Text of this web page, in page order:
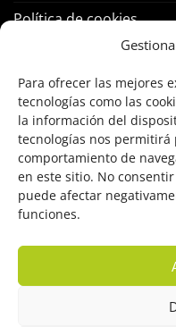
Para ofrecer las mejores
tecnologías como las
la información del
tecnologías nos permitirá
comportamiento de
en este sitio. No
puede afectar
funciones.
Política de cookies
Control Acceso
Hogar Inteligente
Incendio
Intrusión
OFERTAS